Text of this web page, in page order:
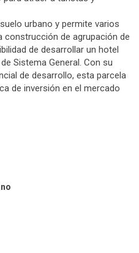
urbano y permite varios
construcción de agrupación de
de desarrollar un hotel
Sistema General. Con su
de desarrollo, esta parcela
de inversión en el mercado